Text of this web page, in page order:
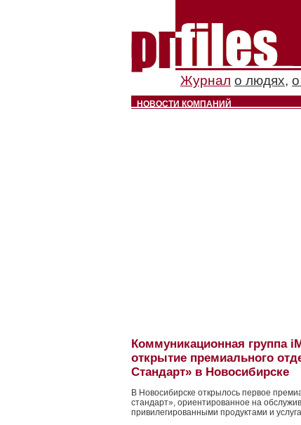
Журнал о людях,
НОВОСТИ КОМПАНИЙ
Коммуникационная группа
открытие премиального
Стандарт» в Новосибирске
В Новосибирске открылось первое
стандарт», ориентированное на
привилегированными продуктами и